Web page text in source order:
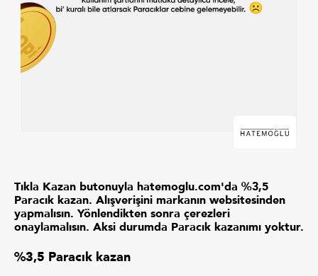
Tıkla Kazan butonuyla hatemoglu.com'da %3,5
Paracık kazan. Alışverişini markanın websitesinden
yapmalısın. Yönlendikten sonra çerezleri
onaylamalısın. Aksi durumda Paracık kazanımı yoktur.
%3,5 Paracık kazan